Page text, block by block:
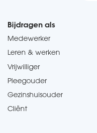
Bijdragen als
Medewerker
Leren & werken
Vrijwilliger
Pleegouder
Gezinshuisouder
Cliënt